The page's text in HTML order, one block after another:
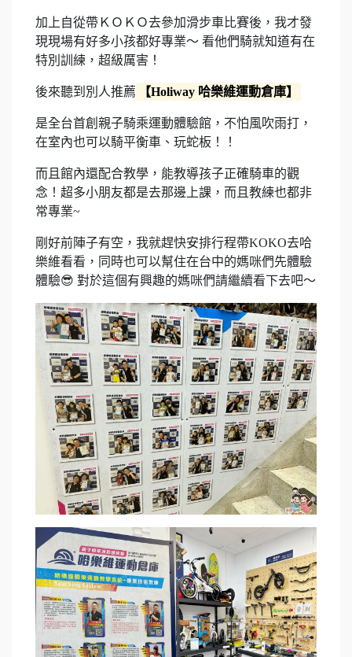
加上自從帶ＫＯＫＯ去參加滑步車比賽後，我才發
現現場有好多小孩都好專業～ 看他們騎就知道有在
特別訓練，超級厲害！
後來聽到別人推薦 【Holiway 哈樂維運動倉庫】
是全台首創親子騎乘運動體驗館，不怕風吹雨打，
在室內也可以騎平衡車、玩蛇板！！
而且館內還配合教學，能教導孩子正確騎車的觀
念！超多小朋友都是去那邊上課，而且教練也都非
常專業~
剛好前陣子有空，我就趕快安排行程帶KOKO去哈
樂維看看，同時也可以幫住在台中的媽咪們先體驗
體驗😎 對於這個有興趣的媽咪們請繼續看下去吧～